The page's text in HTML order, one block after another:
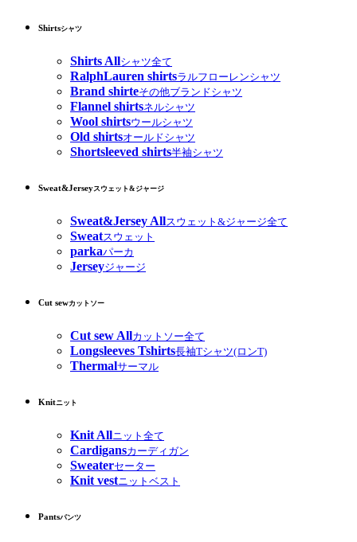
Shirtsシャツ
Shirts Allシャツ全て
RalphLauren shirtsラルフローレンシャツ
Brand shirteその他ブランドシャツ
Flannel shirtsネルシャツ
Wool shirtsウールシャツ
Old shirtsオールドシャツ
Shortsleeved shirts半袖シャツ
Sweat&Jerseyスウェット&ジャージ
Sweat&Jersey Allスウェット&ジャージ全て
Sweatスウェット
parkaパーカ
Jerseyジャージ
Cut sewカットソー
Cut sew Allカットソー全て
Longsleeves Tshirts長袖Tシャツ(ロンT)
Thermalサーマル
Knitニット
Knit Allニット全て
Cardigansカーディガン
Sweaterセーター
Knit vestニットベスト
Pantsパンツ